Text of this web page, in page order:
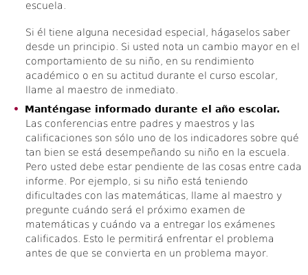
escuela.
Si él tiene alguna necesidad especial, hágaselos saber
desde un principio. Si usted nota un cambio mayor en el
comportamiento de su niño, en su rendimiento
académico o en su actitud durante el curso escolar,
llame al maestro de inmediato.
Manténgase informado durante el año escolar.
Las conferencias entre padres y maestros y las
calificaciones son sólo uno de los indicadores sobre qué
tan bien se está desempeñando su niño en la escuela.
Pero usted debe estar pendiente de las cosas entre cada
informe. Por ejemplo, si su niño está teniendo
dificultades con las matemáticas, llame al maestro y
pregunte cuándo será el próximo examen de
matemáticas y cuándo va a entregar los exámenes
calificados. Esto le permitirá enfrentar el problema
antes de que se convierta en un problema mayor.